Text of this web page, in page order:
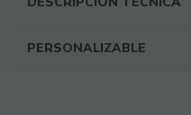
PERSONALIZABLE